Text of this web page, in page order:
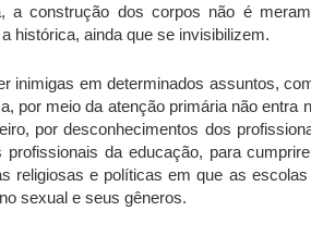
a construção dos corpos não é
histórica, ainda que se invisibilizem.
inimigas em determinados assuntos,
por meio da atenção primária não entra
por desconhecimentos dos
da educação, para
religiosas e políticas em que as
sexual e seus gêneros.